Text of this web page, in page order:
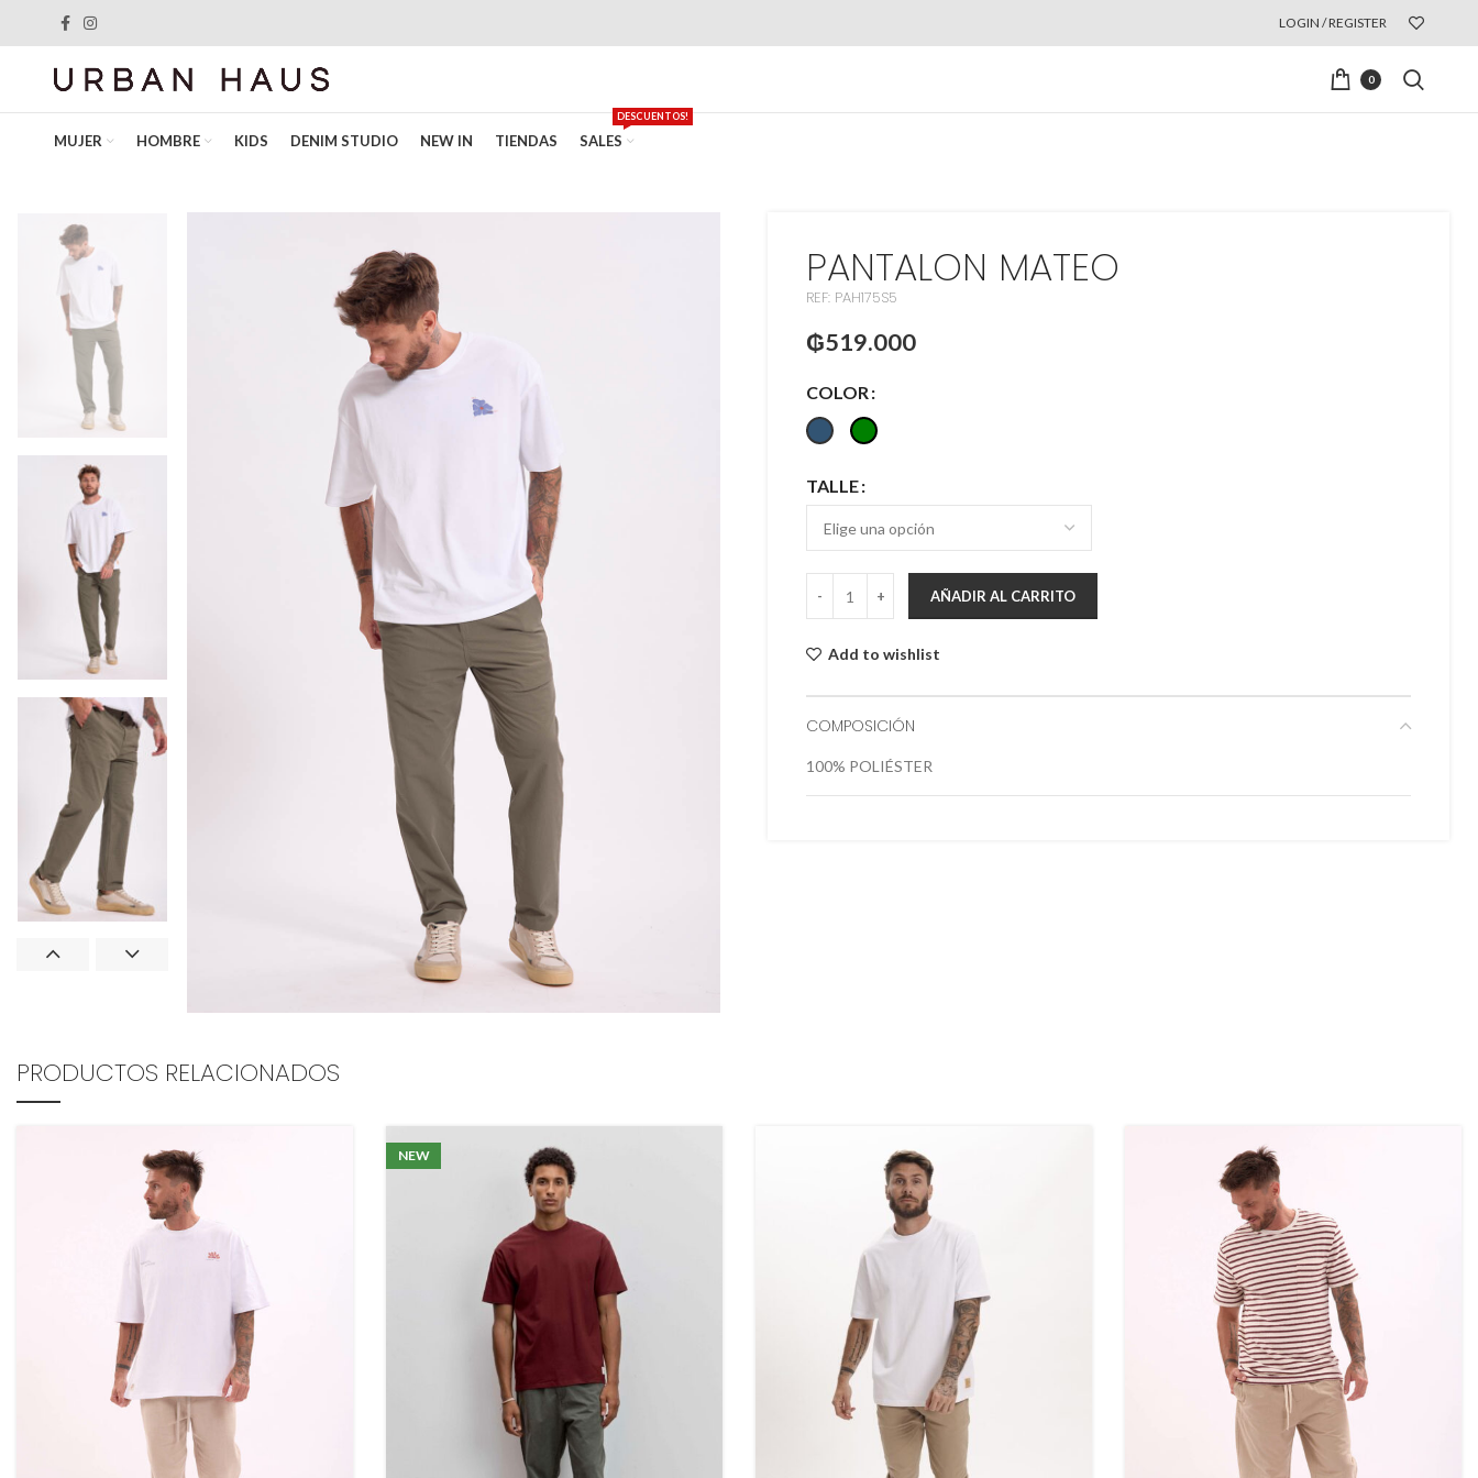
LOGIN / REGISTER
0
MUJER HOMBRE KIDS DENIM STUDIO NEW IN TIENDAS SALES
DESCUENTOS!
PANTALON MATEO
REF: PAH175S5
₲519.000
COLOR
TALLE
AÑADIR AL CARRITO
Add to wishlist
COMPOSICIÓN
100% POLIÉSTER
PRODUCTOS RELACIONADOS
NEW